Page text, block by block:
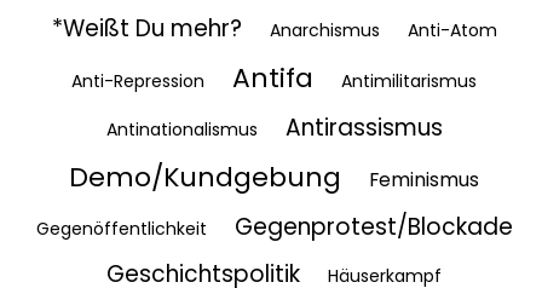
*Weißt Du mehr? Anarchismus Anti-Atom
Anti-Repression Antifa
Antimilitarismus
Antinationalismus
Antirassismus
Demo/Kundgebung Feminismus
Gegenöffentlichkeit
Gegenprotest/Blockade
Geschichtspolitik
Häuserkampf